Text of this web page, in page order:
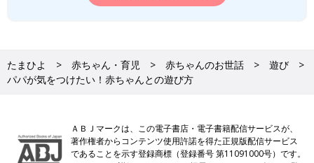
たまひよ 赤ちゃん・育児 赤ちゃんのお世話
遊び
パパが気をつけたい！赤ちゃんとの遊び方
ＡＢＪマークは、この電子書店・電子書籍配信サービスが、
著作権者からコンテンツ使用許諾を得た正規版配信サービス
であることを示す登録商標（登録番号 第11091000号）です。